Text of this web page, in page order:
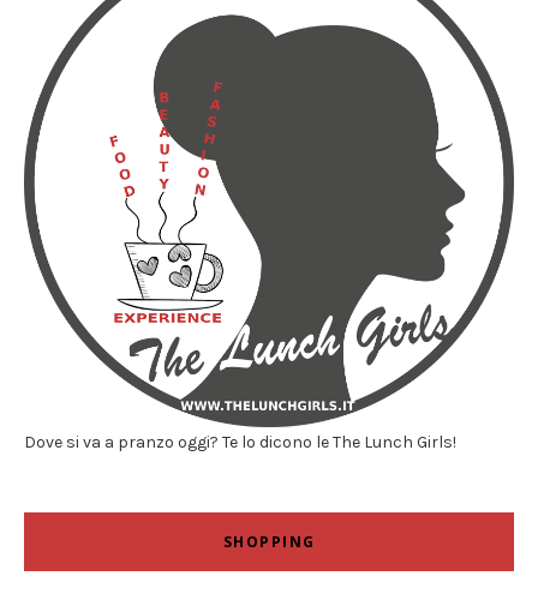
Dove si va a pranzo oggi? Te lo dicono le The Lunch Girls!
SHOPPING